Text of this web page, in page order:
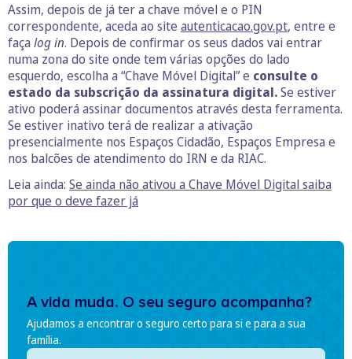
Assim, depois de já ter a chave móvel e o PIN
correspondente, aceda ao site autenticacao.gov.pt, entre e
faça log in. Depois de confirmar os seus dados vai entrar
numa zona do site onde tem várias opções do lado
esquerdo, escolha a “Chave Móvel Digital” e consulte o
estado da subscrição da assinatura digital.Se estiver
ativo poderá assinar documentos através desta ferramenta.
Se estiver inativo terá de realizar a ativação
presencialmente nos Espaços Cidadão, Espaços Empresa e
nos balcões de atendimento do IRN e da RIAC.
Leia ainda: Se ainda não ativou a Chave Móvel Digital saiba
por que o deve fazer já
A vida muda. O seu seguro acompanha?
Ajudamos a encontrar o seguro certo para si e para a sua
família.